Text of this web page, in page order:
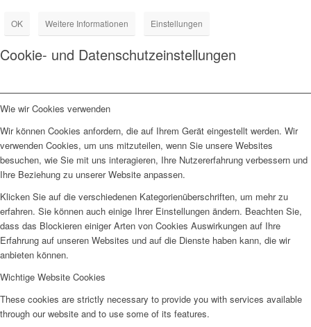
OK Weitere Informationen Einstellungen
Cookie- und Datenschutzeinstellungen
Wie wir Cookies verwenden
Wir können Cookies anfordern, die auf Ihrem Gerät eingestellt werden. Wir
verwenden Cookies, um uns mitzuteilen, wenn Sie unsere Websites
besuchen, wie Sie mit uns interagieren, Ihre Nutzererfahrung verbessern und
Ihre Beziehung zu unserer Website anpassen.
Klicken Sie auf die verschiedenen Kategorienüberschriften, um mehr zu
erfahren. Sie können auch einige Ihrer Einstellungen ändern. Beachten Sie,
dass das Blockieren einiger Arten von Cookies Auswirkungen auf Ihre
Erfahrung auf unseren Websites und auf die Dienste haben kann, die wir
anbieten können.
Wichtige Website Cookies
These cookies are strictly necessary to provide you with services available
through our website and to use some of its features.